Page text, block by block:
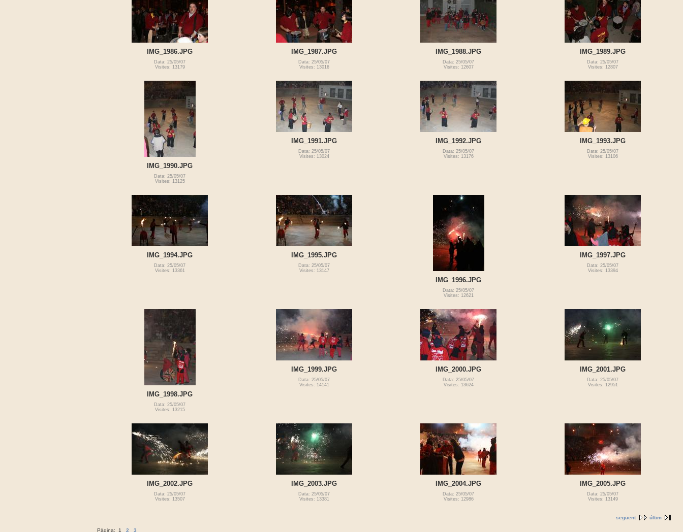
IMG_1986.JPG
Data: 25/05/07
Visites: 13179
IMG_1987.JPG
Data: 25/05/07
Visites: 13016
IMG_1988.JPG
Data: 25/05/07
Visites: 12607
IMG_1989.JPG
Data: 25/05/07
Visites: 12807
IMG_1990.JPG
Data: 25/05/07
Visites: 13125
IMG_1991.JPG
Data: 25/05/07
Visites: 13024
IMG_1992.JPG
Data: 25/05/07
Visites: 13176
IMG_1993.JPG
Data: 25/05/07
Visites: 13106
IMG_1994.JPG
Data: 25/05/07
Visites: 13361
IMG_1995.JPG
Data: 25/05/07
Visites: 13147
IMG_1996.JPG
Data: 25/05/07
Visites: 12621
IMG_1997.JPG
Data: 25/05/07
Visites: 13394
IMG_1998.JPG
Data: 25/05/07
Visites: 13215
IMG_1999.JPG
Data: 25/05/07
Visites: 14141
IMG_2000.JPG
Data: 25/05/07
Visites: 13624
IMG_2001.JPG
Data: 25/05/07
Visites: 12951
IMG_2002.JPG
Data: 25/05/07
Visites: 13507
IMG_2003.JPG
Data: 25/05/07
Visites: 13381
IMG_2004.JPG
Data: 25/05/07
Visites: 12986
IMG_2005.JPG
Data: 25/05/07
Visites: 13149
següent últim
Pàgina: 1 2 3